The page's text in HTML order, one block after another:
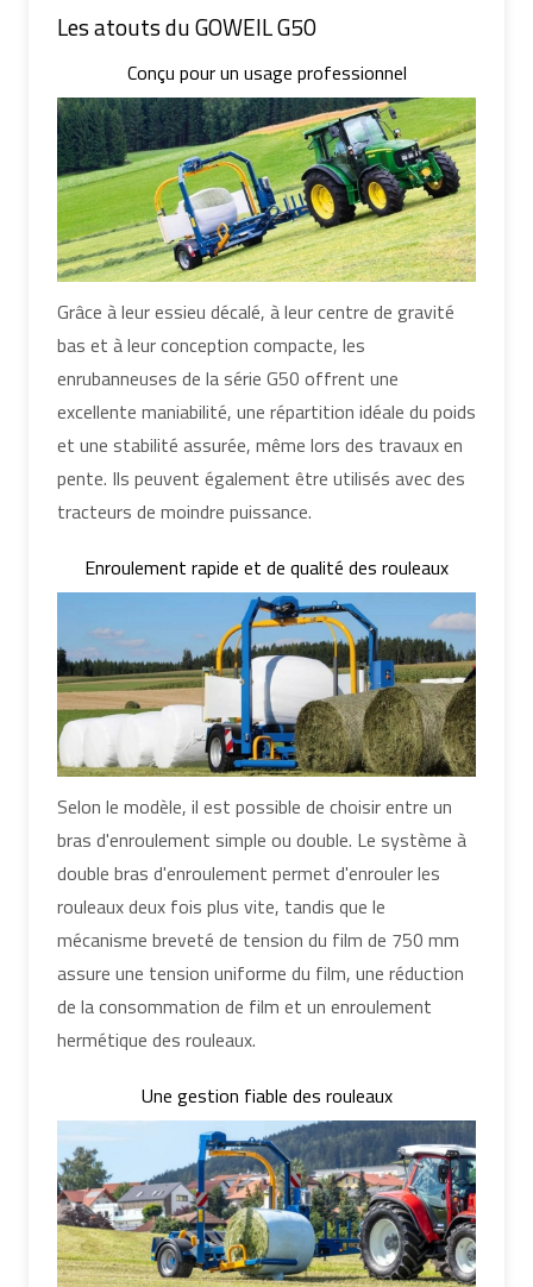
Les atouts du GOWEIL G50
Conçu pour un usage professionnel
Grâce à leur essieu décalé, à leur centre de gravité
bas et à leur conception compacte, les
enrubanneuses de la série G50 offrent une
excellente maniabilité, une répartition idéale du poids
et une stabilité assurée, même lors des travaux en
pente. Ils peuvent également être utilisés avec des
tracteurs de moindre puissance.
Enroulement rapide et de qualité des rouleaux
Selon le modèle, il est possible de choisir entre un
bras d'enroulement simple ou double. Le système à
double bras d'enroulement permet d'enrouler les
rouleaux deux fois plus vite, tandis que le
mécanisme breveté de tension du film de 750 mm
assure une tension uniforme du film, une réduction
de la consommation de film et un enroulement
hermétique des rouleaux.
Une gestion fiable des rouleaux